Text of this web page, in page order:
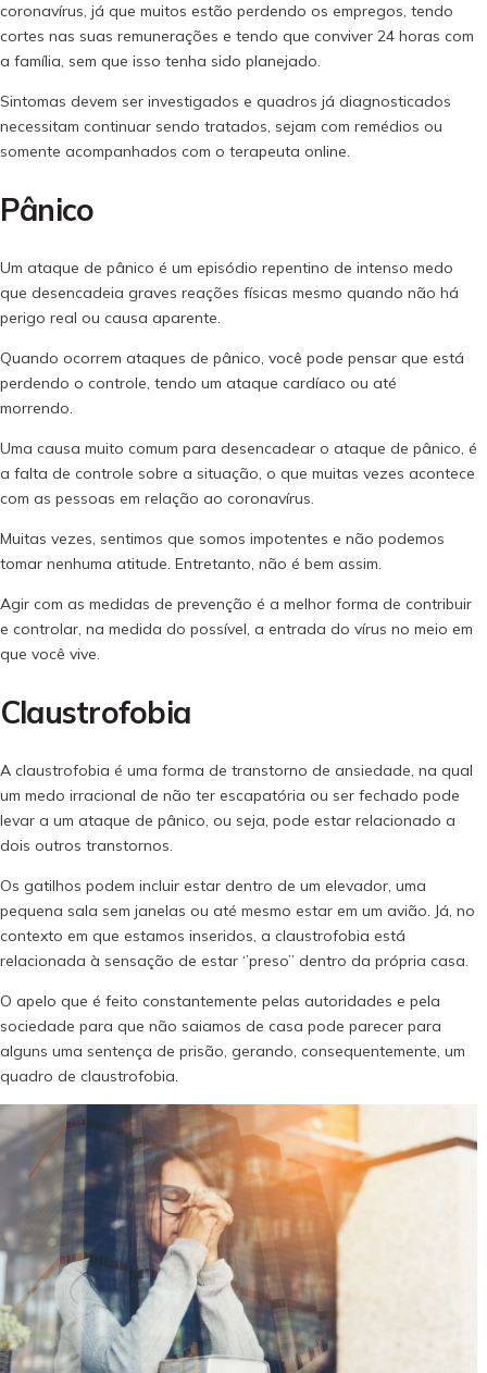
coronavírus, já que muitos estão perdendo os empregos, tendo
cortes nas suas remunerações e tendo que conviver 24 horas com
a família, sem que isso tenha sido planejado.
Sintomas devem ser investigados e quadros já diagnosticados
necessitam continuar sendo tratados, sejam com remédios ou
somente acompanhados com o terapeuta online.
Pânico
Um ataque de pânico é um episódio repentino de intenso medo
que desencadeia graves reações físicas mesmo quando não há
perigo real ou causa aparente.
Quando ocorrem ataques de pânico, você pode pensar que está
perdendo o controle, tendo um ataque cardíaco ou até
morrendo.
Uma causa muito comum para desencadear o ataque de pânico, é
a falta de controle sobre a situação, o que muitas vezes acontece
com as pessoas em relação ao coronavírus.
Muitas vezes, sentimos que somos impotentes e não podemos
tomar nenhuma atitude. Entretanto, não é bem assim.
Agir com as medidas de prevenção é a melhor forma de contribuir
e controlar, na medida do possível, a entrada do vírus no meio em
que você vive.
Claustrofobia
A claustrofobia é uma forma de transtorno de ansiedade, na qual
um medo irracional de não ter escapatória ou ser fechado pode
levar a um ataque de pânico, ou seja, pode estar relacionado a
dois outros transtornos.
Os gatilhos podem incluir estar dentro de um elevador, uma
pequena sala sem janelas ou até mesmo estar em um avião. Já, no
contexto em que estamos inseridos, a claustrofobia está
relacionada à sensação de estar ‘’preso’’ dentro da própria casa.
O apelo que é feito constantemente pelas autoridades e pela
sociedade para que não saiamos de casa pode parecer para
alguns uma sentença de prisão, gerando, consequentemente, um
quadro de claustrofobia.